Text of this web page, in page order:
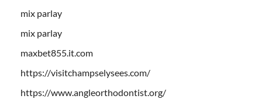
mix parlay
mix parlay
maxbet855.it.com
https://visitchampselysees.com/
https://www.angleorthodontist.org/